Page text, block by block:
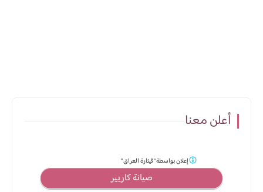
أعلن معنا
صيانة كاريير
إعلان بواسطة"قيثارة العراق "